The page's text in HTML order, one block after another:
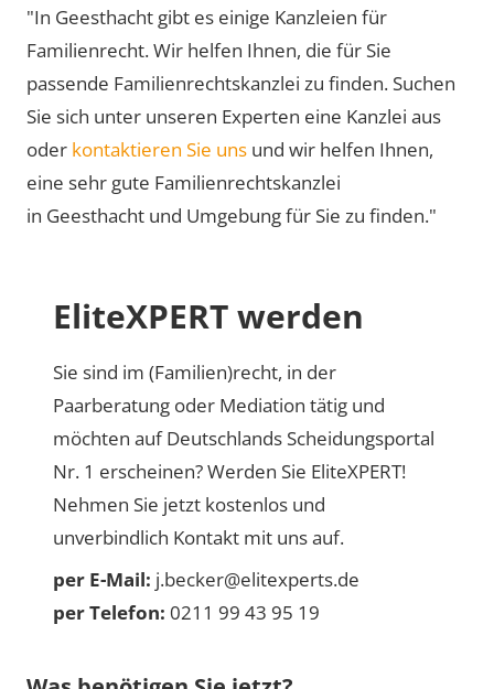
"In Geesthacht gibt es einige Kanzleien für
Familienrecht. Wir helfen Ihnen, die für Sie
passende Familienrechtskanzlei zu finden. Suchen
Sie sich unter unseren Experten eine Kanzlei aus
oder kontaktieren Sie uns und wir helfen Ihnen,
eine sehr gute Familienrechtskanzlei
in Geesthacht und Umgebung für Sie zu finden."
EliteXPERT werden
Sie sind im (Familien)recht, in der
Paarberatung oder Mediation tätig und
möchten auf Deutschlands Scheidungsportal
Nr. 1 erscheinen? Werden Sie EliteXPERT!
Nehmen Sie jetzt kostenlos und
unverbindlich Kontakt mit uns auf.
per E-Mail: j.becker@elitexperts.de
per Telefon: 0211 99 43 95 19